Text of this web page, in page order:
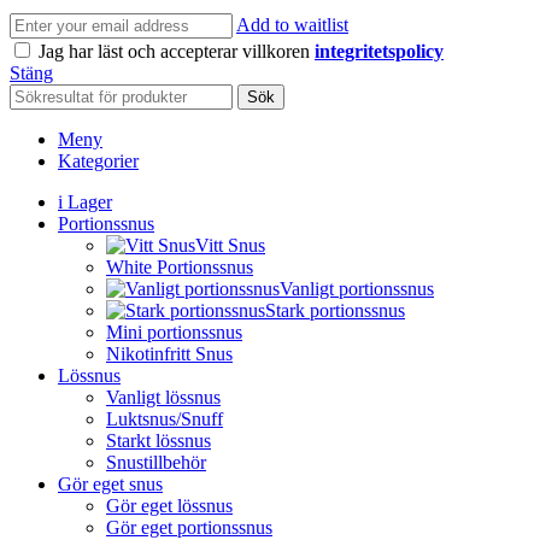
Add to waitlist
Jag har läst och accepterar villkoren integritetspolicy
Stäng
Sök
Meny
Kategorier
i Lager
Portionssnus
Vitt Snus
White Portionssnus
Vanligt portionssnus
Stark portionssnus
Mini portionssnus
Nikotinfritt Snus
Lössnus
Vanligt lössnus
Luktsnus/Snuff
Starkt lössnus
Snustillbehör
Gör eget snus
Gör eget lössnus
Gör eget portionssnus